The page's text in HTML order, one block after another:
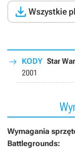
 Wszystkie
KODY Star
2001
Wymagania
Battlegrounds: